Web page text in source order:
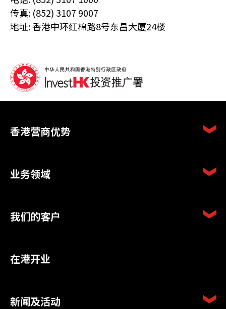
传真: (852) 3107 9007
地址: 香港中环红棉路8号东昌大厦24楼
香港营商优势
业务领域
我们的客户
在港开业
新闻及活动